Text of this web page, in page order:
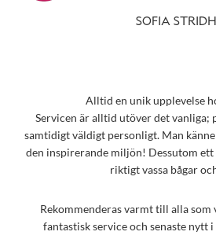
SOFIA STRIDH
Alltid en unik upplevelse
Servicen är alltid utöver det vanliga;
samtidigt väldigt personligt. Man
den inspirerande miljön! Dessutom
riktigt vassa bågar
Rekommenderas varmt till alla som
fantastisk service och senaste nytt